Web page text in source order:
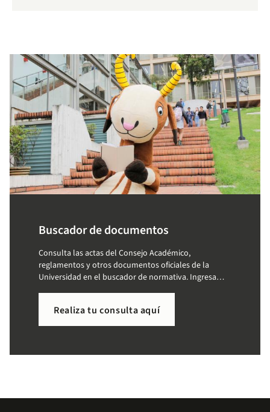
Buscador de documentos
Consulta las actas del Consejo Académico,
reglamentos y otros documentos oficiales de la
Universidad en el buscador de normativa. Ingresa
Realiza tu consulta aquí